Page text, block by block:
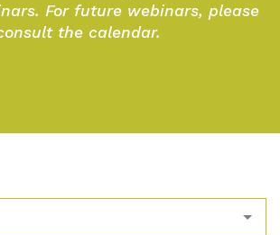
For future webinars, please
the calendar.